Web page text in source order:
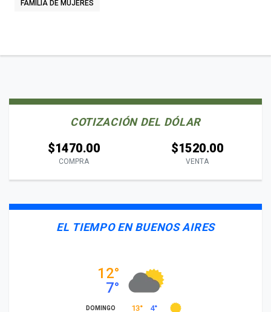
FAMILIA DE MUJERES
COTIZACIÓN DEL DÓLAR
$1470.00
COMPRA
$1520.00
VENTA
EL TIEMPO EN BUENOS AIRES